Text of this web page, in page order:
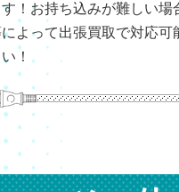
す！お持ち込みが難しい
よって出張買取で対応
！